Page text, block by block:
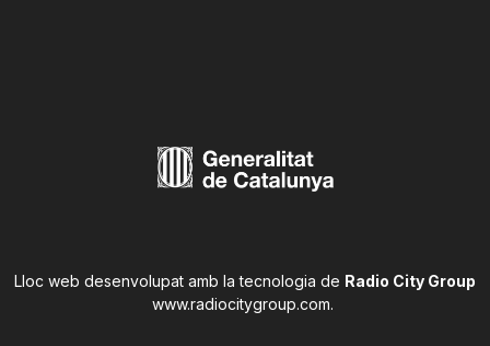
Lloc web desenvolupat amb la tecnologia de Radio City Group
www.radiocitygroup.com.